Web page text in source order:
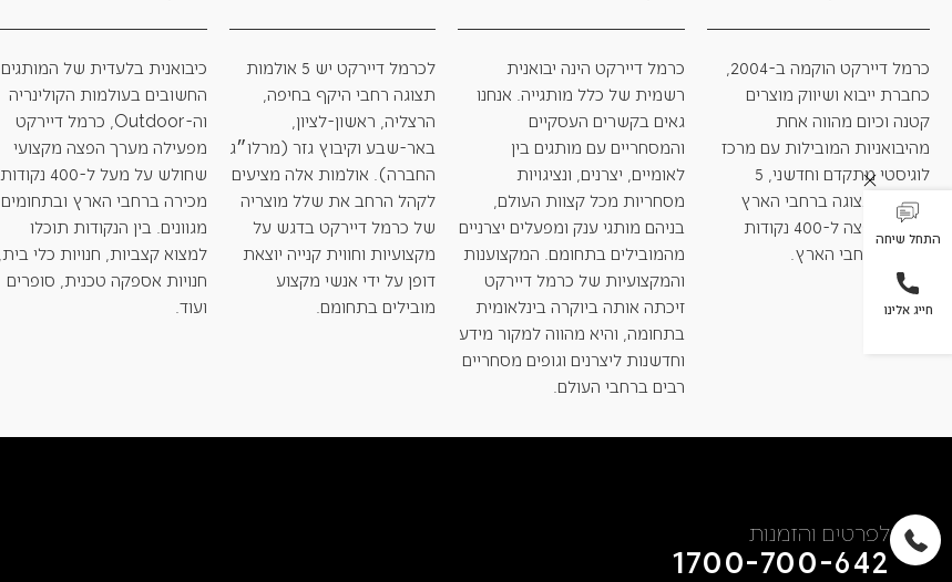
התחל שיחה
חייג אלינו
כחברת ייבוא ושיווק מוצרים
קטנה וכיום מהווה אחת
מהיבואניות המובילות עם מרכז
לוגיסטי מתקדם וחדשני, 5
אולמות תצוגה ברחבי הארץ
ומערך הפצה ל-400 נקודות
מכירה ברחבי הארץ.
כרמל דיירקט הינה יבואנית
רשמית של כלל מותגייה. אנחנו
גאים בקשרים העסקיים
והמסחריים עם מותגים בין
לאומיים, יצרנים, ונציגויות
מסחריות מכל קצוות העולם,
בניהם מותגי ענק ומפעלים יצרניים
מהמובילים בתחומם. המקצוענות
והמקצועיות של כרמל דיירקט
זיכתה אותה ביוקרה בינלאומית
בתחומה, והיא מהווה למקור מידע
וחדשנות ליצרנים וגופים מסחריים
רבים ברחבי העולם.
לכרמל דיירקט יש 5 אולמות
תצוגה רחבי היקף בחיפה,
הרצליה, ראשון-לציון,
באר-שבע וקיבוץ גזר (מרלו״ג
החברה). אולמות אלה מציעים
לקהל הרחב את שלל מוצריה
של כרמל דיירקט בדגש על
מקצועיות וחווית קנייה יוצאת
דופן על ידי אנשי מקצוע
מובילים בתחומם.
כיבואנית בלעדית של המותגים
החשובים בעולמות הקולינריה
וה-Outdoor, כרמל דיירקט
מפעילה מערך הפצה מקצועי
שחולש על מעל ל-400 נקודות
מכירה ברחבי הארץ ובתחומים
מגוונים. בין הנקודות תוכלו
למצוא קצביות, חנויות כלי בית,
חנויות אספקה טכנית, סופרים
ועוד.
לפרטים והזמנות
1700-700-642